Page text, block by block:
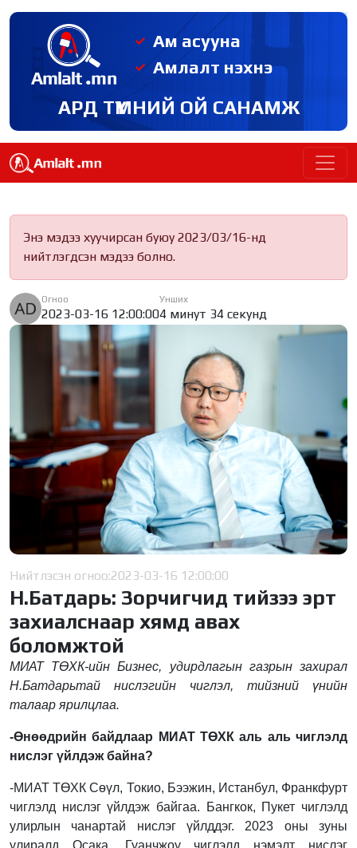
Ам асууна
Амлалт нэхнэ
АРД ТҮМНИЙ ОЙ САНАМЖ
Энэ мэдээ хуучирсан буюу 2023/03/16-нд
нийтлэгдсэн мэдээ болно.
Огноо
2023-03-16 12:00:00
Унших
4 минут 34 секунд
Нийтлэсэн огноо:2023-03-16 12:00:00
Н.Батдарь: Зорчигчид тийзээ эрт
захиалснаар хямд авах
боломжтой
МИАТ ТӨХК-ийн Бизнес, удирдлагын газрын захирал
Н.Батдарьтай нислэгийн чиглэл, тийзний үнийн
талаар ярилцлаа.
-Өнөөдрийн байдлаар МИАТ ТӨХК аль аль чиглэлд
нислэг үйлдэж байна?
-МИАТ ТӨХК Сөүл, Токио, Бээжин, Истанбул, Франкфурт
чиглэлд нислэг үйлдэж байгаа. Бангкок, Пукет чиглэлд
улирлын чанартай нислэг үйлддэг. 2023 оны зуны